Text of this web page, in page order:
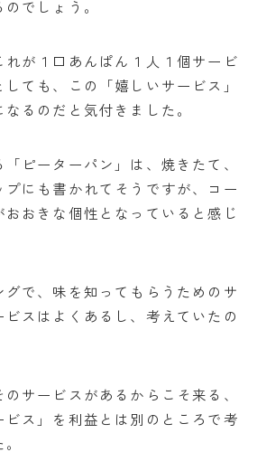
でしょう。
が１口あんぱん１人１個サービ
ても、この「嬉しいサービス」
るのだと気付きました。
ピーターパン」は、焼きたて、
にも書かれてそうですが、コー
おおきな個性となっていると感じ
で、味を知ってもらうためのサ
スはよくあるし、考えていたの
サービスがあるからこそ来る、
ビス」を利益とは別のところで考